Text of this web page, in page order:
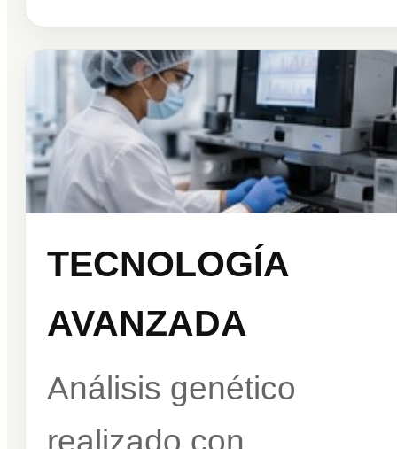
TECNOLOGÍA
AVANZADA
Análisis genético
realizado con